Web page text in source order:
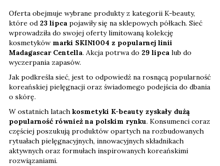
Oferta obejmuje wybrane produkty z kategorii K-beauty,
które od 23 lipca pojawiły się na sklepowych półkach. Sieć
wprowadziła do swojej oferty limitowaną kolekcję
kosmetyków marki SKIN1004 z popularnej linii
Madagascar Centella. Akcja potrwa do 29 lipca lub do
wyczerpania zapasów.
Jak podkreśla sieć, jest to odpowiedź na rosnącą popularność
koreańskiej pielęgnacji oraz świadomego podejścia do dbania
o skórę.
W ostatnich latach kosmetyki K-beauty zyskały dużą
popularność również na polskim rynku. Konsumenci coraz
częściej poszukują produktów opartych na rozbudowanych
rytuałach pielęgnacyjnych, innowacyjnych składnikach
aktywnych oraz formułach inspirowanych koreańskimi
rozwiązaniami.